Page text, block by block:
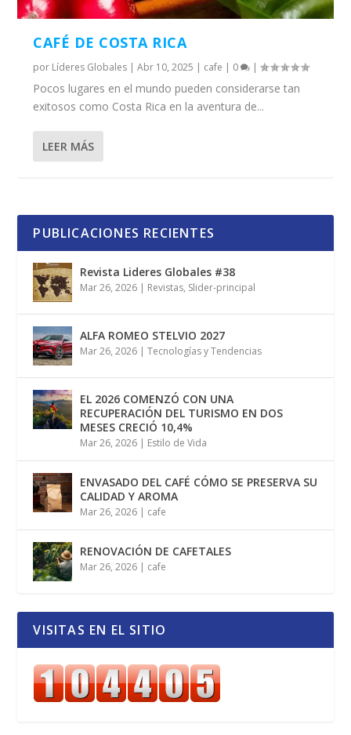
CAFÉ DE COSTA RICA
por Líderes Globales |Abr 10, 2025 | cafe | 0 |
Pocos lugares en el mundo pueden considerarse tan
exitosos como Costa Rica en la aventura de...
LEER MÁS
PUBLICACIONES RECIENTES
Revista Lideres Globales #38
Mar 26, 2026 | Revistas, Slider-principal
ALFA ROMEO STELVIO 2027
Mar 26, 2026 |Tecnologías y Tendencias
EL 2026 COMENZÓ CON UNA
RECUPERACIÓN DEL TURISMO EN DOS
MESES CRECIÓ 10,4%
Mar 26, 2026 | Estilo de Vida
ENVASADO DEL CAFÉ CÓMO SE PRESERVA SU
CALIDAD Y AROMA
Mar 26, 2026 | cafe
RENOVACIÓN DE CAFETALES
Mar 26, 2026 | cafe
VISITAS EN EL SITIO